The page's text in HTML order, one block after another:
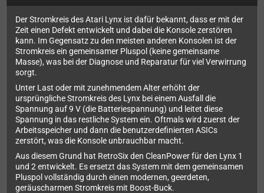
Der Stromkreis des Atari Lynx ist dafür bekannt, dass er mit der
Zeit einen Defekt entwickelt und dabei die Konsole zerstören
kann. Im Gegensatz zu den meisten anderen Konsolen ist der
Stromkreis ein gemeinsamer Pluspol (keine gemeinsame
Masse), was bei der Diagnose und Reparatur für viel Verwirrung
sorgt.
Unter Last oder mit zunehmendem Alter erhöht der
ursprüngliche Stromkreis des Lynx bei einem Ausfall die
Spannung auf 9 V (die Batteriespannung) und leitet diese
Spannung in das restliche System ein. Oftmals wird zuerst der
Arbeitsspeicher und dann die benutzerdefinierten ASICs
zerstört, was die Konsole unbrauchbar macht.
Aus diesem Grund hat RetroSix den CleanPower für den Lynx 1
und 2 entwickelt. Es ersetzt das System mit dem gemeinsamen
Pluspol vollständig durch einen modernen, geerdeten,
geräuscharmen Stromkreis mit Boost-Buck.